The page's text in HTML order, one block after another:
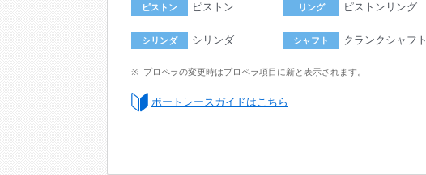
ピストン ピストン リング ピストンリング
シリンダ シリンダ シャフト クランクシャフト
プロペラの変更時はプロペラ項目に新と表示されます。
ボートレースガイドはこちら